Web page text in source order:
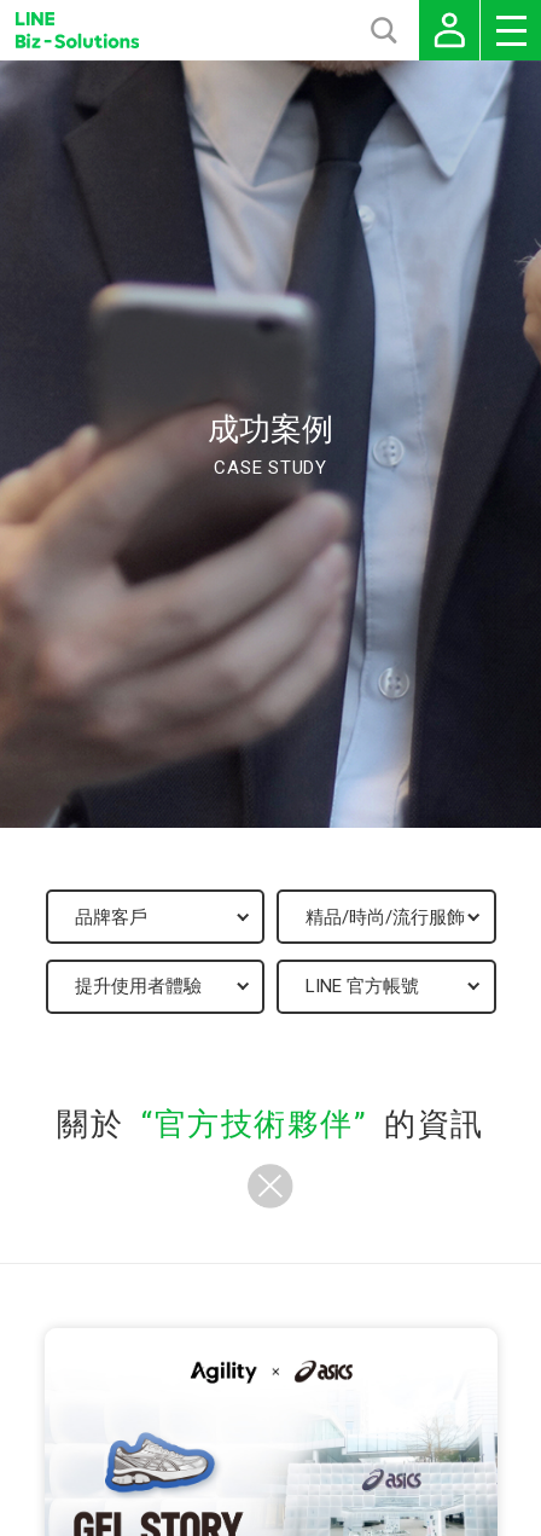
成功案例
CASE STUDY
關於 官方技術夥伴 的資訊